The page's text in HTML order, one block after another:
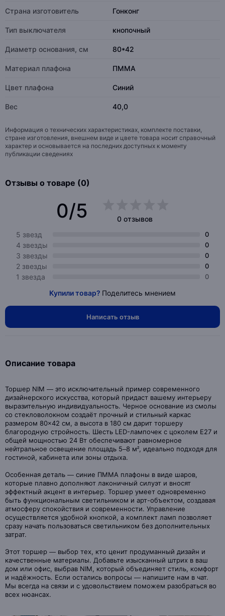
Страна изготовитель Гонконг
Тип выключателя кнопочный
Диаметр основания, см 80*42
Материал плафона ПММА
Цвет плафона Синий
Вес 40,0
Информация о технических характеристиках, комплекте поставки,
стране изготовления, внешнем виде и цвете товара носит справочный
характер и основывается на последних доступных к моменту
публикации сведениях
Отзывы о товаре (0)
0/5
0 отзывов
5 звезд
0
4 звезды 0
3 звезды 0
2 звезды 0
1 звезда 0
Купили товар? Поделитесь мнением
Написать отзыв
Описание товара
Торшер NIM — это исключительный пример современного
дизайнерского искусства, который придаст вашему интерьеру
выразительную индивидуальность. Черное основание из смолы
со стекловолокном создаёт прочный и стильный каркас
размером 80×42 см, а высота в 180 см дарит торшеру
благородную стройность. Шесть LED-лампочек с цоколем E27 и
общей мощностью 24 Вт обеспечивают равномерное
нейтральное освещение площадь 5–8 м², идеально подходя для
гостиной, кабинета или зоны отдыха.
Особенная деталь — синие ПММА плафоны в виде шаров,
которые плавно дополняют лаконичный силуэт и вносят
эффектный акцент в интерьер. Торшер умеет одновременно
быть функциональным светильником и арт-объектом, создавая
атмосферу спокойствия и современности. Управление
осуществляется удобной кнопкой, а комплект ламп позволяет
сразу начать пользоваться светильником без дополнительных
затрат.
Этот торшер — выбор тех, кто ценит продуманный дизайн и
качественные материалы. Добавьте изысканный штрих в ваш
дом или офис, выбрав NIM, который объединяет стиль, комфорт
и надёжность. Если остались вопросы — напишите нам в чат.
Мы всегда на связи и с удовольствием поможем разобраться во
всех нюансах.